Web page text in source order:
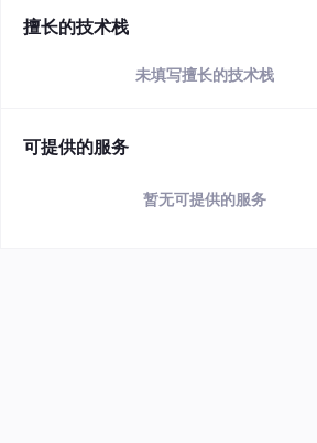
擅长的技术栈
未填写擅长的技术栈
可提供的服务
暂无可提供的服务